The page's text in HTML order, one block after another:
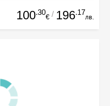
100.30
€ / 196.17
лв.